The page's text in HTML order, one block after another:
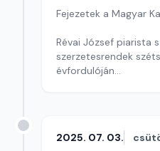
Fejezetek a Magyar
Révai József piarista
szerzetesrendek
évfordulóján
2025. 07. 03.